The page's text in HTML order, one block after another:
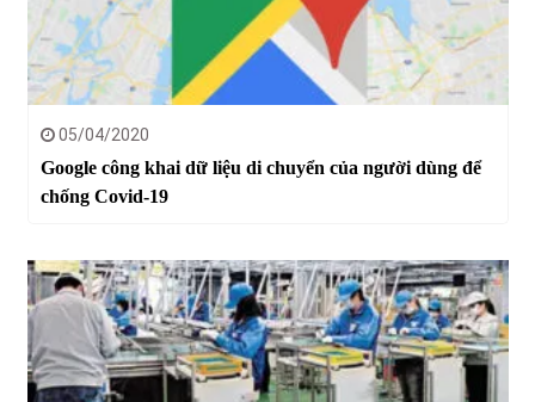
05/04/2020
Google công khai dữ liệu di chuyển của người dùng để
chống Covid-19